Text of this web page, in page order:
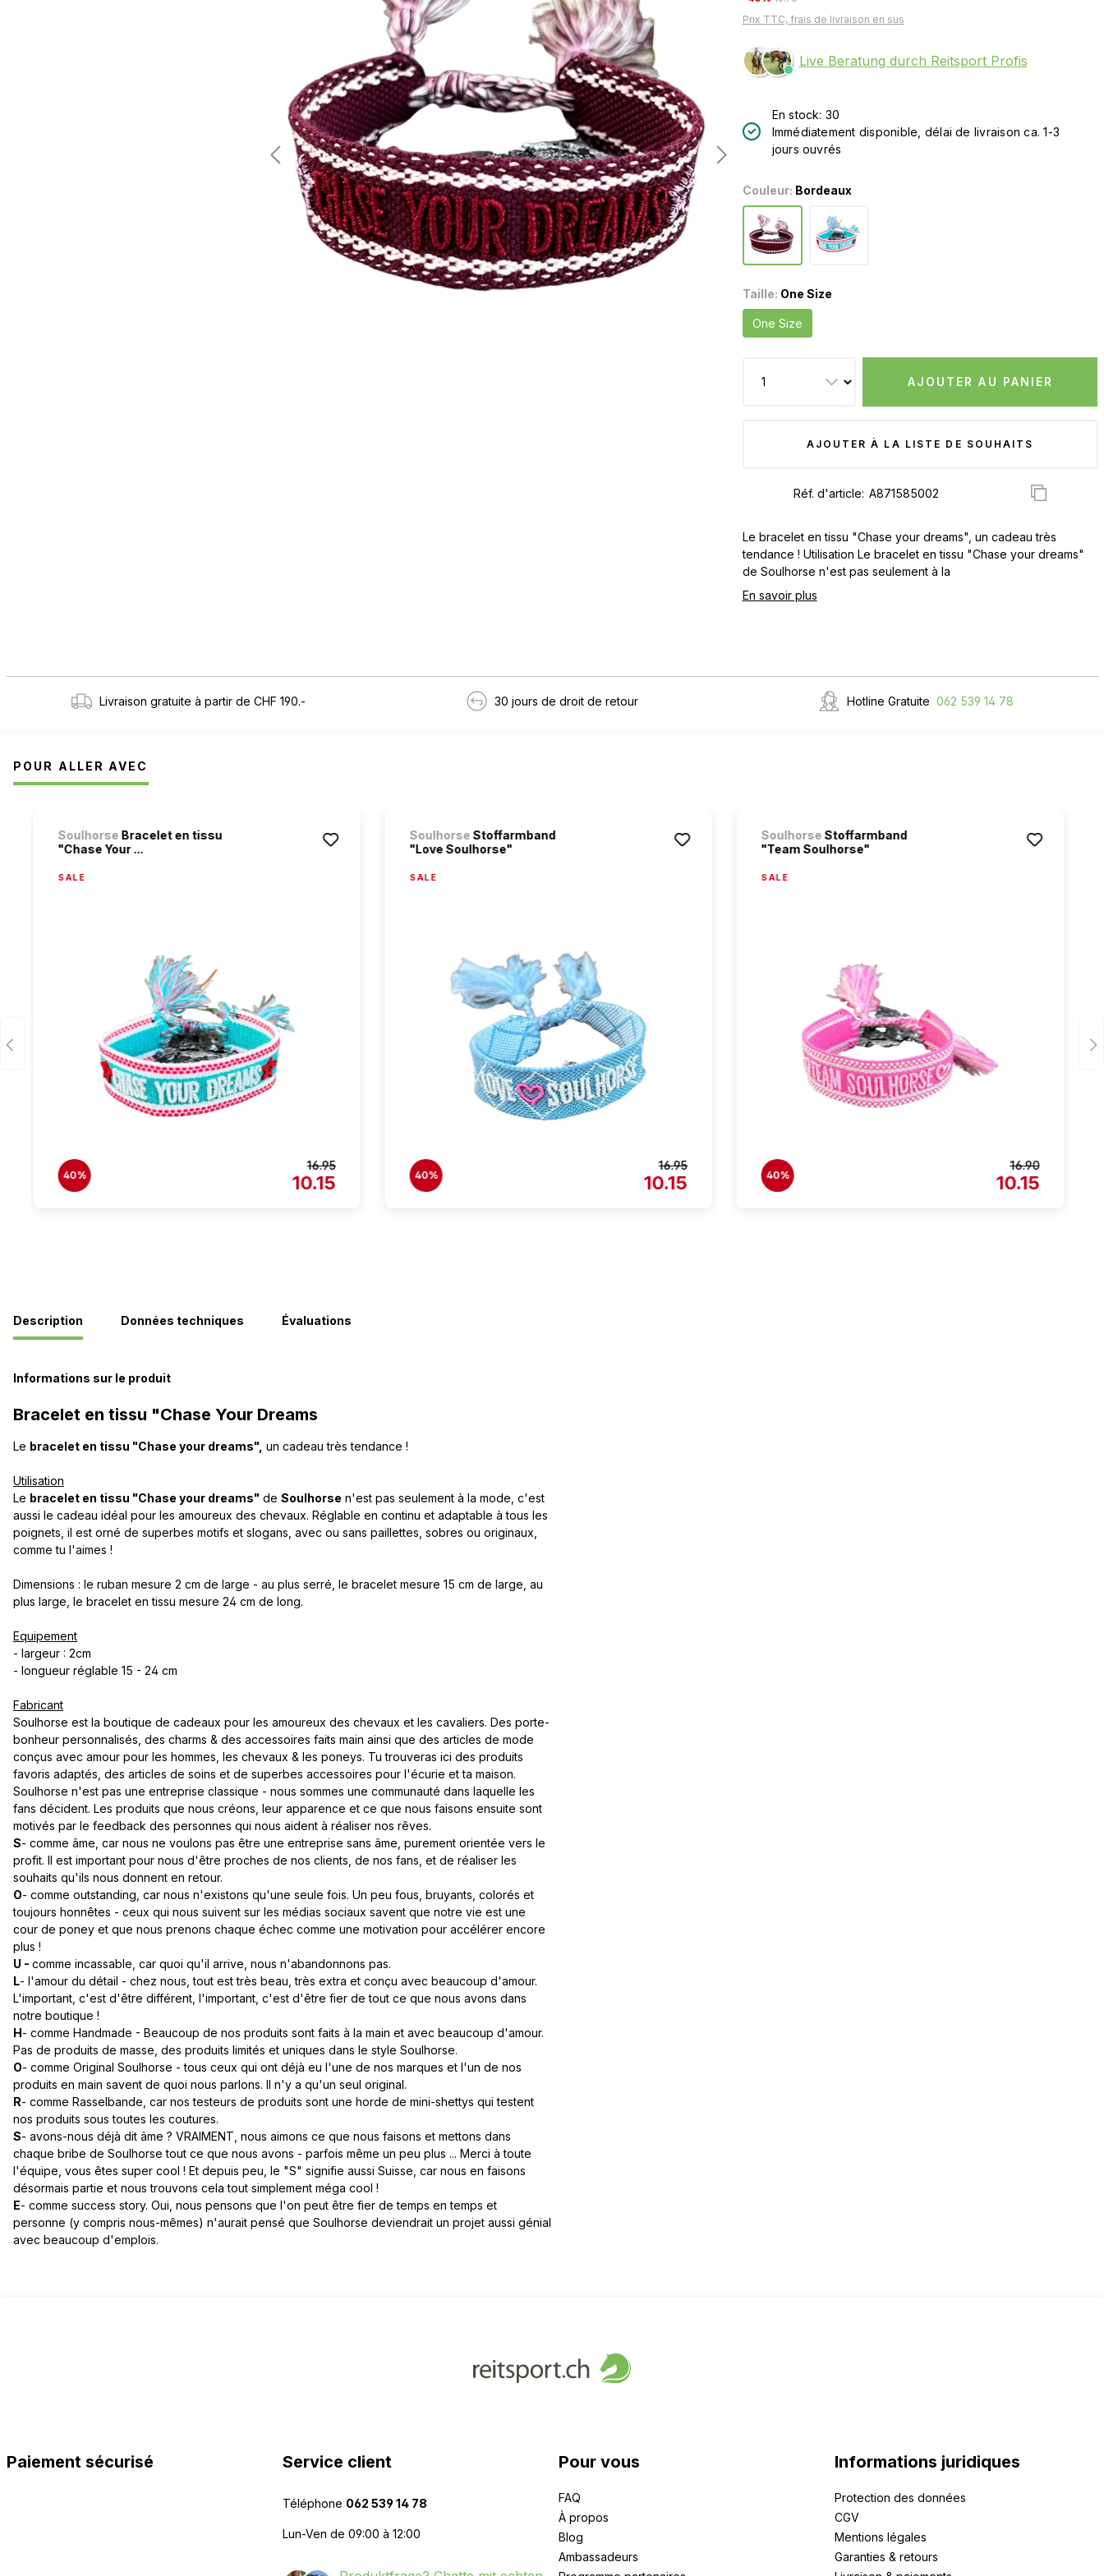
Prix TTC, frais de livraison en sus
Live Beratung durch Reitsport Profis
En stock: 30
Immédiatement disponible, délai de livraison ca. 1-3
jours ouvrés
Couleur: Bordeaux
Taille: One Size
One Size
AJOUTER AU PANIER
AJOUTER À LA LISTE DE SOUHAITS
Réf. d'article:
Le bracelet en tissu "Chase your dreams", un cadeau très
tendance ! Utilisation Le bracelet en tissu "Chase your dreams"
de Soulhorse n'est pas seulement à la
En savoir plus
Livraison gratuite à partir de CHF 190.- 30 jours de droit de retour Hotline Gratuite 062 539 14 78
POUR ALLER AVEC
Soulhorse Bracelet en tissu
"Chase Your ...
SALE
40%
16.95
10.15
SoulhorseStoffarmband
"Love Soulhorse"
SALE
40%
16.95
10.15
SoulhorseStoffarmband
"Team Soulhorse"
SALE
40%
16.90
10.15
Description Données techniques Évaluations
Informations sur le produit
Bracelet en tissu "Chase Your Dreams
Le bracelet en tissu "Chase your dreams", un cadeau très tendance !
Utilisation
Le bracelet en tissu "Chase your dreams" de Soulhorse n'est pas seulement à la mode, c'est
aussi le cadeau idéal pour les amoureux des chevaux. Réglable en continu et adaptable à tous les
poignets, il est orné de superbes motifs et slogans, avec ou sans paillettes, sobres ou originaux,
comme tu l'aimes !
Dimensions : le ruban mesure 2 cm de large - au plus serré, le bracelet mesure 15 cm de large, au
plus large, le bracelet en tissu mesure 24 cm de long.
Equipement
- largeur : 2cm
- longueur réglable 15 - 24 cm
Fabricant
Soulhorse est la boutique de cadeaux pour les amoureux des chevaux et les cavaliers. Des porte-
bonheur personnalisés, des charms & des accessoires faits main ainsi que des articles de mode
conçus avec amour pour les hommes, les chevaux & les poneys. Tu trouveras ici des produits
favoris adaptés, des articles de soins et de superbes accessoires pour l'écurie et ta maison.
Soulhorse n'est pas une entreprise classique - nous sommes une communauté dans laquelle les
fans décident. Les produits que nous créons, leur apparence et ce que nous faisons ensuite sont
motivés par le feedback des personnes qui nous aident à réaliser nos rêves.
S- comme âme, car nous ne voulons pas être une entreprise sans âme, purement orientée vers le
profit. Il est important pour nous d'être proches de nos clients, de nos fans, et de réaliser les
souhaits qu'ils nous donnent en retour.
O- comme outstanding, car nous n'existons qu'une seule fois. Un peu fous, bruyants, colorés et
toujours honnêtes - ceux qui nous suivent sur les médias sociaux savent que notre vie est une
cour de poney et que nous prenons chaque échec comme une motivation pour accélérer encore
plus !
U - comme incassable, car quoi qu'il arrive, nous n'abandonnons pas.
L- l'amour du détail - chez nous, tout est très beau, très extra et conçu avec beaucoup d'amour.
L'important, c'est d'être différent, l'important, c'est d'être fier de tout ce que nous avons dans
notre boutique !
H- comme Handmade - Beaucoup de nos produits sont faits à la main et avec beaucoup d'amour.
Pas de produits de masse, des produits limités et uniques dans le style Soulhorse.
O- comme Original Soulhorse - tous ceux qui ont déjà eu l'une de nos marques et l'un de nos
produits en main savent de quoi nous parlons. Il n'y a qu'un seul original.
R- comme Rasselbande, car nos testeurs de produits sont une horde de mini-shettys qui testent
nos produits sous toutes les coutures.
S- avons-nous déjà dit âme ? VRAIMENT, nous aimons ce que nous faisons et mettons dans
chaque bribe de Soulhorse tout ce que nous avons - parfois même un peu plus ... Merci à toute
l'équipe, vous êtes super cool ! Et depuis peu, le "S" signifie aussi Suisse, car nous en faisons
désormais partie et nous trouvons cela tout simplement méga cool !
E- comme success story. Oui, nous pensons que l'on peut être fier de temps en temps et
personne (y compris nous-mêmes) n'aurait pensé que Soulhorse deviendrait un projet aussi génial
avec beaucoup d'emplois.
Paiement sécurisé Service client
Téléphone 062 539 14 78
Lun-Ven de 09:00 à 12:00
Pour vous
FAQ
À propos
Blog
Ambassadeurs
Informations juridiques
Protection des données
CGV
Mentions légales
Garanties & retours